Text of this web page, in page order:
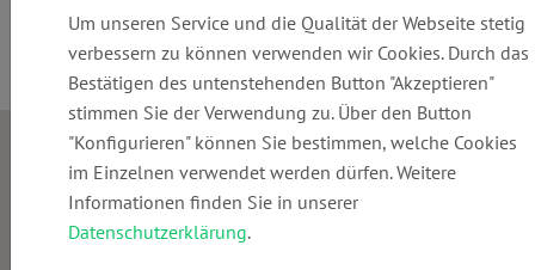
passenden Anwalt finden
Um unseren Service und die Qualität der Webseite stetig
verbessern zu können verwenden wir Cookies. Durch das
Bestätigen des untenstehenden Button "Akzeptieren"
stimmen Sie der Verwendung zu. Über den Button
"Konfigurieren" können Sie bestimmen, welche Cookies
im Einzelnen verwendet werden dürfen. Weitere
Informationen finden Sie in unserer
Datenschutzerklärung.